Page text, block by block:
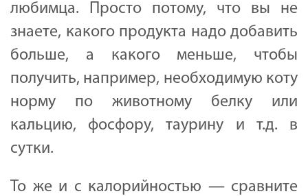
любимца. Просто потому, что вы не
знаете, какого продукта надо добавить
больше, а какого меньше, чтобы
получить, например, необходимую коту
норму по животному белку или
кальцию, фосфору, таурину и т.д. в
сутки.
То же и с калорийностью — сравните